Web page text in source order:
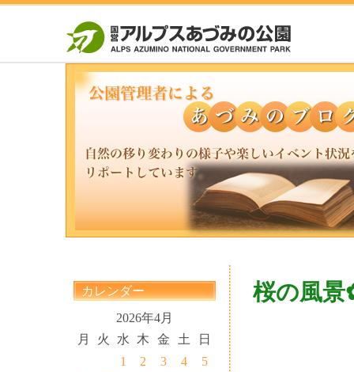
カレンダー
2026年4月
月
火 水 木 金 土 日
1 2 3 4
5
桜の風